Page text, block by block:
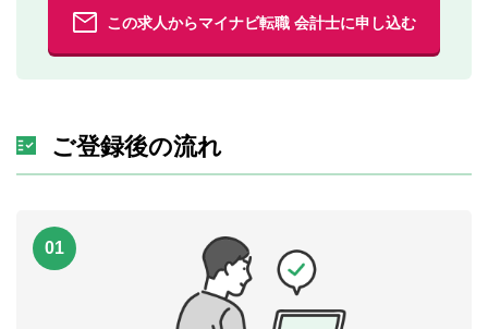
この求人からマイナビ転職 会計士に申し込む
ご登録後の流れ
01